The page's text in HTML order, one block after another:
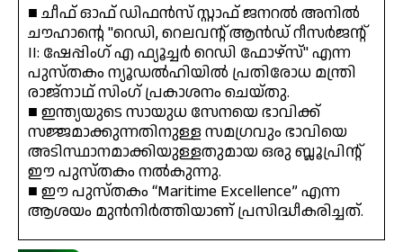
■ ചീഫ് ഓഫ് ഡിഫൻസ് സ്റ്റാഫ് ജനറൽ അനിൽ
ചൗഹാന്റെ "റെഡി, റെലവന്റ് ആൻഡ് റീസർജന്റ്
II: ഷേപ്പിംഗ് എ ഫ്യൂച്ചർ റെഡി ഫോഴ്‌സ്" എന്ന
പുസ്തകം ന്യൂഡൽഹിയിൽ പ്രതിരോധ മന്ത്രി
രാജ്‌നാഥ് സിംഗ് പ്രകാശനം ചെയ്തു.
■ ഇന്ത്യയുടെ സായുധ സേനയെ ഭാവിക്ക്
സജ്ജമാക്കുന്നതിനുള്ള സമഗ്രവും ഭാവിയെ
അടിസ്ഥാനമാക്കിയുള്ളതുമായ ഒരു ബ്ലൂപ്രിന്റ്
ഈ പുസ്തകം നൽകുന്നു.
■ ഈ പുസ്തകം “Maritime Excellence” എന്ന
ആശയം മുൻനിർത്തിയാണ് പ്രസിദ്ധീകരിച്ചത്.